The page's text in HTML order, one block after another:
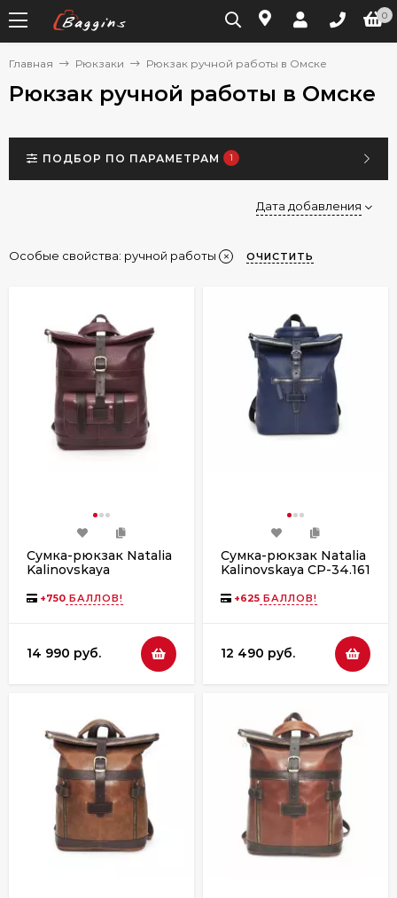
0
Главная Рюкзаки Рюкзак ручной работы в Омске
Рюкзак ручной работы в Омске
ПОДБОР ПО ПАРАМЕТРАМ 1
Дата добавления
Особые свойства: ручной работы ОЧИСТИТЬ
Сумка-рюкзак Natalia
Kalinovskaya
бордо флотер
+750 БАЛЛОВ!
14 990 руб.
Сумка-рюкзак Natalia
Kalinovskaya СР-34.161
+625 БАЛЛОВ!
12 490 руб.